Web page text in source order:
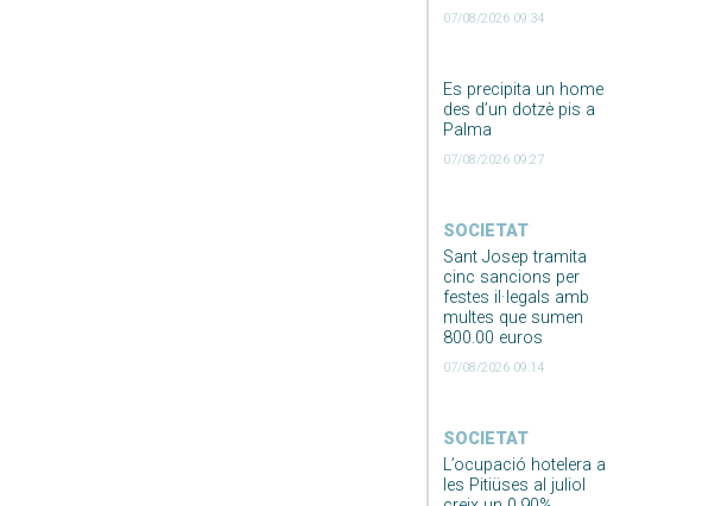
07/08/2026 09:34
Es precipita un home
des d’un dotzè pis a
Palma
07/08/2026 09:27
SOCIETAT
Sant Josep tramita
cinc sancions per
festes il·legals amb
multes que sumen
800.00 euros
07/08/2026 09:14
SOCIETAT
L’ocupació hotelera a
les Pitiüses al juliol